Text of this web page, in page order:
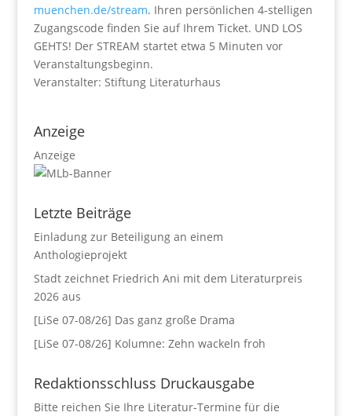
muenchen.de/stream. Ihren persönlichen 4-stelligen
Zugangscode finden Sie auf Ihrem Ticket. UND LOS
GEHTS! Der STREAM startet etwa 5 Minuten vor
Veranstaltungsbeginn.
Veranstalter: Stiftung Literaturhaus
Anzeige
Anzeige
Letzte Beiträge
Einladung zur Beteiligung an einem
Anthologieprojekt
Stadt zeichnet Friedrich Ani mit dem Literaturpreis
2026 aus
[LiSe 07-08/26] Das ganz große Drama
[LiSe 07-08/26] Kolumne: Zehn wackeln froh
Redaktionsschluss Druckausgabe
Bitte reichen Sie Ihre Literatur-Termine für die